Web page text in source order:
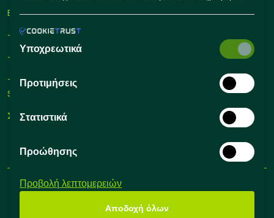
Εργαλεία Προσλήψεων
– Self Service Hiring Solutions
– Talent Hiring Solutions
– Employer Branding
Solutions
Συμβουλές Προσλήψεων
Όροι Χρήσης
@2024 All Rights Reserved
Υποχρεωτικά
Προτιμήσεις
Στατιστικά
Προώθησης
Προβολή λεπτομερειών
Αποδοχή όλων